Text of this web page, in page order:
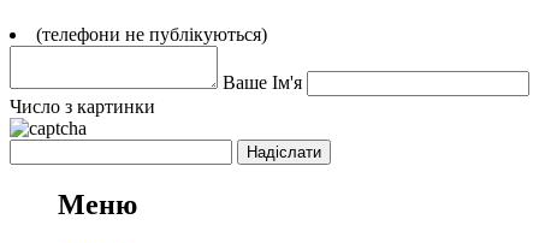
(телефони не публікуються)
Ваше Ім'я
Число з картинки
Меню